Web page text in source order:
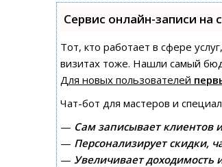
Сервис онлайн-записи на
Тот, кто работает в сфере
визитах тоже. Нашли самый
Для новых пользователей
Чат-бот для мастеров и
— Сам записывает клиентов
— Персонализирует скидки,
— Увеличивает доходимость